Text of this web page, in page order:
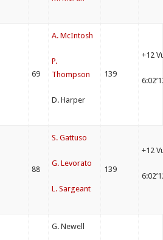
69
A. McIntosh
P.
Thompson
D. Harper
139
+12
88
S. Gattuso
G. Levorato
L. Sargeant
139
+12
G. Newell